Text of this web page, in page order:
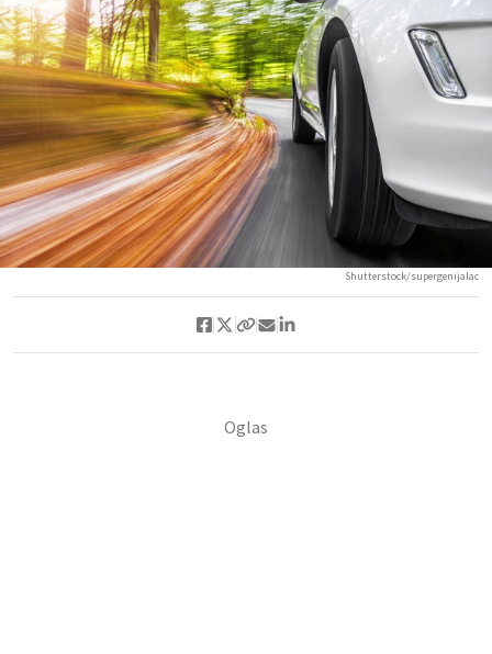
Shutterstock/supergenijalac